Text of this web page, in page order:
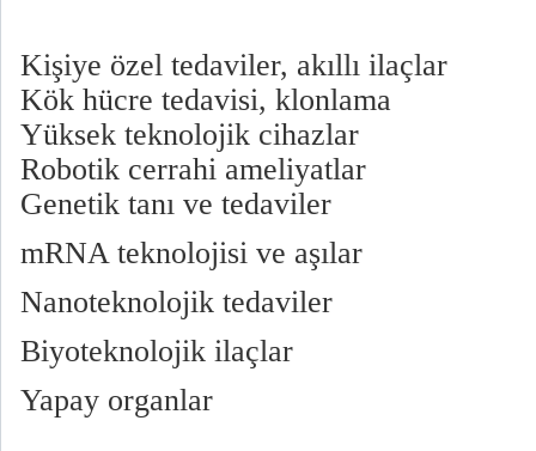
Kişiye özel tedaviler, akıllı ilaçlar
Kök hücre tedavisi, klonlama
Yüksek teknolojik cihazlar
Robotik cerrahi ameliyatlar
Genetik tanı ve tedaviler
mRNA teknolojisi ve aşılar
Nanoteknolojik tedaviler
Biyoteknolojik ilaçlar
Yapay organlar